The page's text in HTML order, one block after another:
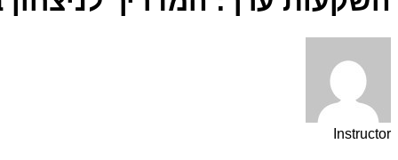
Instructor